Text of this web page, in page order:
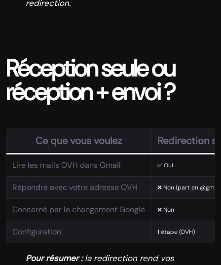
redirection.
Réception seule ou
réception + envoi ?
Ce que vous voulez Redirection
Lire les mails OVH dans Gmail ✅ Oui
Répondre avec votre adresse OVH ❌ Non (part en
Concerné par le changement Google ❌ Non
Configuration 1 étape (OVH)
Pour résumer :la redirection rend vos